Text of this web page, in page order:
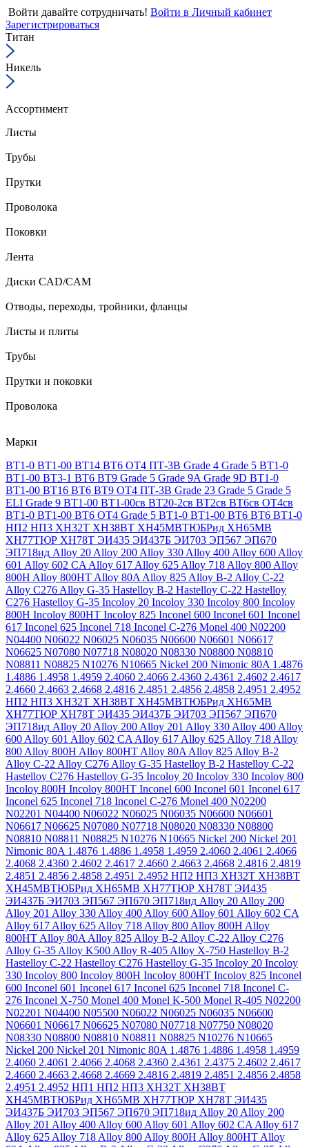
Войти давайте сотрудничать! Войти в Личный кабинет
Зарегистрироваться
Титан
Никель
Ассортимент
Листы
Трубы
Прутки
Проволока
Поковки
Лента
Диски CAD/CAM
Отводы, переходы, тройники, фланцы
Листы и плиты
Трубы
Прутки и поковки
Проволока
Марки
ВТ1-0 ВТ1-00 ВТ14 ВТ6 ОТ4 ПТ-3В Grade 4 Grade 5 ВТ1-0
ВТ1-00 ВТ3-1 ВТ6 ВТ9 Grade 5 Grade 9A Grade 9D ВТ1-0
ВТ1-00 ВТ16 ВТ6 ВТ9 ОТ4 ПТ-3В Grade 23 Grade 5 Grade 5
ELI Grade 9 ВТ1-00 ВТ1-00св ВТ20-2св ВТ2св ВТ6св ОТ4св
ВТ1-0 ВТ1-00 ВТ6 ОТ4 Grade 5 ВТ1-0 ВТ1-00 ВТ6 ВТ6 ВТ1-0
НП2 НП3 ХН32Т ХН38ВТ ХН45МВТЮБРид ХН65МВ
ХН77ТЮР ХН78Т ЭИ435 ЭИ437Б ЭИ703 ЭП567 ЭП670
ЭП718ид Alloy 20 Alloy 200 Alloy 330 Alloy 400 Alloy 600 Alloy
601 Alloy 602 CA Alloy 617 Alloy 625 Alloy 718 Alloy 800 Alloy
800H Alloy 800HT Alloy 80A Alloy 825 Alloy B-2 Alloy C-22
Alloy C276 Alloy G-35 Hastelloy B-2 Hastelloy C-22 Hastelloy
C276 Hastelloy G-35 Incoloy 20 Incoloy 330 Incoloy 800 Incoloy
800H Incoloy 800HT Incoloy 825 Inconel 600 Inconel 601 Inconel
617 Inconel 625 Inconel 718 Inconel C-276 Monel 400 N02200
N04400 N06022 N06025 N06035 N06600 N06601 N06617
N06625 N07080 N07718 N08020 N08330 N08800 N08810
N08811 N08825 N10276 N10665 Nickel 200 Nimonic 80A 1.4876
1.4886 1.4958 1.4959 2.4060 2.4066 2.4360 2.4361 2.4602 2.4617
2.4660 2.4663 2.4668 2.4816 2.4851 2.4856 2.4858 2.4951 2.4952
НП2 НП3 ХН32Т ХН38ВТ ХН45МВТЮБРид ХН65МВ
ХН77ТЮР ХН78Т ЭИ435 ЭИ437Б ЭИ703 ЭП567 ЭП670
ЭП718ид Alloy 20 Alloy 200 Alloy 201 Alloy 330 Alloy 400 Alloy
600 Alloy 601 Alloy 602 CA Alloy 617 Alloy 625 Alloy 718 Alloy
800 Alloy 800H Alloy 800HT Alloy 80A Alloy 825 Alloy B-2
Alloy C-22 Alloy C276 Alloy G-35 Hastelloy B-2 Hastelloy C-22
Hastelloy C276 Hastelloy G-35 Incoloy 20 Incoloy 330 Incoloy 800
Incoloy 800H Incoloy 800HT Inconel 600 Inconel 601 Inconel 617
Inconel 625 Inconel 718 Inconel C-276 Monel 400 N02200
N02201 N04400 N06022 N06025 N06035 N06600 N06601
N06617 N06625 N07080 N07718 N08020 N08330 N08800
N08810 N08811 N08825 N10276 N10665 Nickel 200 Nickel 201
Nimonic 80A 1.4876 1.4886 1.4958 1.4959 2.4060 2.4061 2.4066
2.4068 2.4360 2.4602 2.4617 2.4660 2.4663 2.4668 2.4816 2.4819
2.4851 2.4856 2.4858 2.4951 2.4952 НП2 НП3 ХН32Т ХН38ВТ
ХН45МВТЮБРид ХН65МВ ХН77ТЮР ХН78Т ЭИ435
ЭИ437Б ЭИ703 ЭП567 ЭП670 ЭП718ид Alloy 20 Alloy 200
Alloy 201 Alloy 330 Alloy 400 Alloy 600 Alloy 601 Alloy 602 CA
Alloy 617 Alloy 625 Alloy 718 Alloy 800 Alloy 800H Alloy
800HT Alloy 80A Alloy 825 Alloy B-2 Alloy C-22 Alloy C276
Alloy G-35 Alloy K500 Alloy R-405 Alloy X-750 Hastelloy B-2
Hastelloy C-22 Hastelloy C276 Hastelloy G-35 Incoloy 20 Incoloy
330 Incoloy 800 Incoloy 800H Incoloy 800HT Incoloy 825 Inconel
600 Inconel 601 Inconel 617 Inconel 625 Inconel 718 Inconel C-
276 Inconel X-750 Monel 400 Monel K-500 Monel R-405 N02200
N02201 N04400 N05500 N06022 N06025 N06035 N06600
N06601 N06617 N06625 N07080 N07718 N07750 N08020
N08330 N08800 N08810 N08811 N08825 N10276 N10665
Nickel 200 Nickel 201 Nimonic 80A 1.4876 1.4886 1.4958 1.4959
2.4060 2.4061 2.4066 2.4068 2.4360 2.4361 2.4375 2.4602 2.4617
2.4660 2.4663 2.4668 2.4669 2.4816 2.4819 2.4851 2.4856 2.4858
2.4951 2.4952 НП1 НП2 НП3 ХН32Т ХН38ВТ
ХН45МВТЮБРид ХН65МВ ХН77ТЮР ХН78Т ЭИ435
ЭИ437Б ЭИ703 ЭП567 ЭП670 ЭП718ид Alloy 20 Alloy 200
Alloy 201 Alloy 400 Alloy 600 Alloy 601 Alloy 602 CA Alloy 617
Alloy 625 Alloy 718 Alloy 800 Alloy 800H Alloy 800HT Alloy